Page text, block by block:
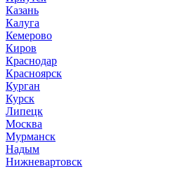
Казань
Калуга
Кемерово
Киров
Краснодар
Красноярск
Курган
Курск
Липецк
Москва
Мурманск
Надым
Нижневартовск